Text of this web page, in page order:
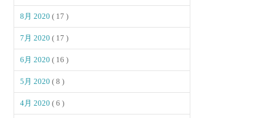
8月 2020( 17 )
7月 2020( 17 )
6月 2020( 16 )
5月 2020( 8 )
4月 2020( 6 )